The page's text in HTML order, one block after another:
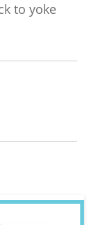
to yoke